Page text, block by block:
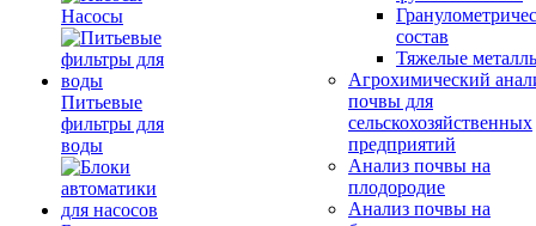
Насосы
Питьевые
фильтры для
воды
состав
Тяжелые
Агрохимический
почвы для
сельскохозяйственных
предприятий
Анализ почвы на
плодородие
Анализ почвы на